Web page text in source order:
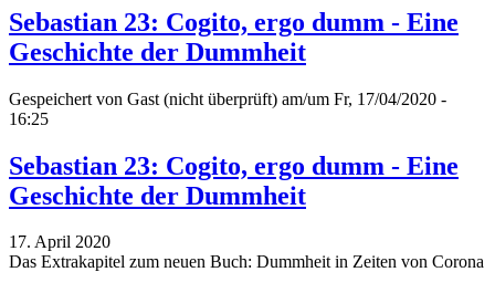
Sebastian 23: Cogito, ergo dumm - Eine
Geschichte der Dummheit
Gespeichert von Gast (nicht überprüft) am/um Fr, 17/04/2020 -
16:25
Sebastian 23: Cogito, ergo dumm - Eine
Geschichte der Dummheit
17. April 2020
Das Extrakapitel zum neuen Buch: Dummheit in Zeiten von Corona